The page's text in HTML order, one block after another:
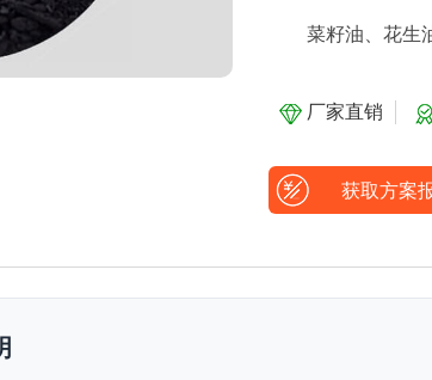
菜籽油、花生
厂家直销
获取方案